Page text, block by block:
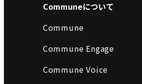
Communeについて
Commune
Commune Engage
Commune Voice